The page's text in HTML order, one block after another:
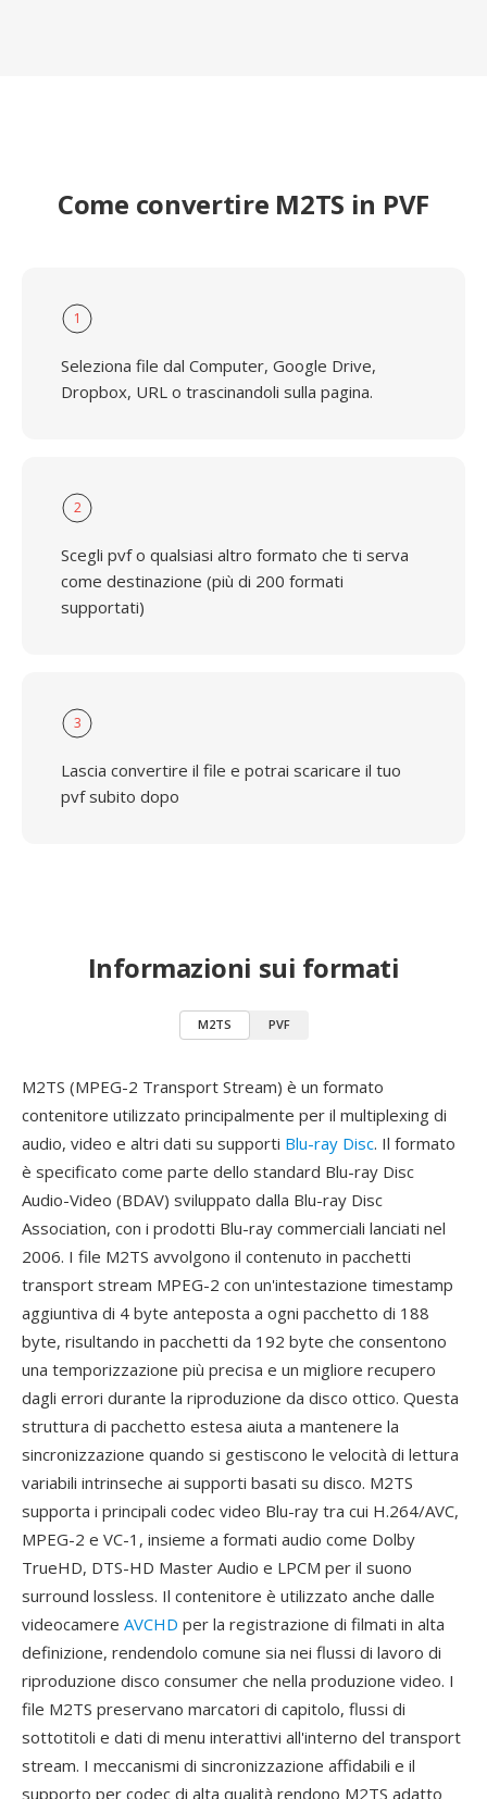
Come convertire M2TS in PVF
1
Seleziona file dal Computer, Google Drive,
Dropbox, URL o trascinandoli sulla pagina.
2
Scegli pvf o qualsiasi altro formato che ti serva
come destinazione (più di 200 formati
supportati)
3
Lascia convertire il file e potrai scaricare il tuo
pvf subito dopo
Informazioni sui formati
M2TS PVF
M2TS (MPEG-2 Transport Stream) è un formato
contenitore utilizzato principalmente per il multiplexing di
audio, video e altri dati su supporti Blu-ray Disc. Il formato
è specificato come parte dello standard Blu-ray Disc
Audio-Video (BDAV) sviluppato dalla Blu-ray Disc
Association, con i prodotti Blu-ray commerciali lanciati nel
2006. I file M2TS avvolgono il contenuto in pacchetti
transport stream MPEG-2 con un'intestazione timestamp
aggiuntiva di 4 byte anteposta a ogni pacchetto di 188
byte, risultando in pacchetti da 192 byte che consentono
una temporizzazione più precisa e un migliore recupero
dagli errori durante la riproduzione da disco ottico. Questa
struttura di pacchetto estesa aiuta a mantenere la
sincronizzazione quando si gestiscono le velocità di lettura
variabili intrinseche ai supporti basati su disco. M2TS
supporta i principali codec video Blu-ray tra cui H.264/AVC,
MPEG-2 e VC-1, insieme a formati audio come Dolby
TrueHD, DTS-HD Master Audio e LPCM per il suono
surround lossless. Il contenitore è utilizzato anche dalle
videocamere AVCHD per la registrazione di filmati in alta
definizione, rendendolo comune sia nei flussi di lavoro di
riproduzione disco consumer che nella produzione video. I
file M2TS preservano marcatori di capitolo, flussi di
sottotitoli e dati di menu interattivi all'interno del transport
stream. I meccanismi di sincronizzazione affidabili e il
supporto per codec di alta qualità rendono M2TS adatto